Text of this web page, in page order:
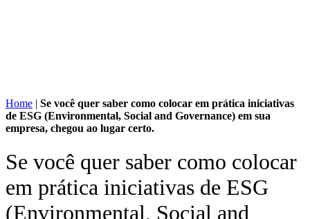
Home | Se você quer saber como colocar em prática iniciativas
de ESG (Environmental, Social and Governance) em sua
empresa, chegou ao lugar certo.
Se você quer saber como colocar
em prática iniciativas de ESG
(Environmental, Social and